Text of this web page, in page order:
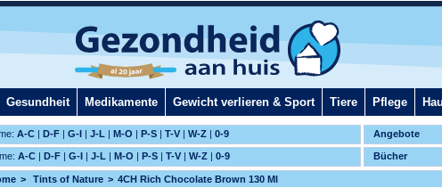
Gesundheit Medikamente Gewicht verlieren & Sport Tiere Pflege
Angebote
A-C | D-F | G-I | J-L | M-O | P-S | T-V | W-Z | 0-9
Bücher
A-C | D-F | G-I | J-L | M-O | P-S | T-V | W-Z | 0-9
Tints of Nature 4CH Rich Chocolate Brown 130 Ml